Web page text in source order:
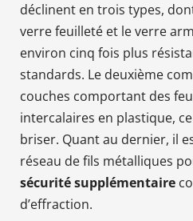
déclinent en trois types,
verre feuilleté et le verre
environ cinq fois plus
standards. Le deuxième
couches comportant des
intercalaires en plastique,
briser. Quant au dernier, il
réseau de fils métalliques
sécurité supplémentaire
d’effraction.